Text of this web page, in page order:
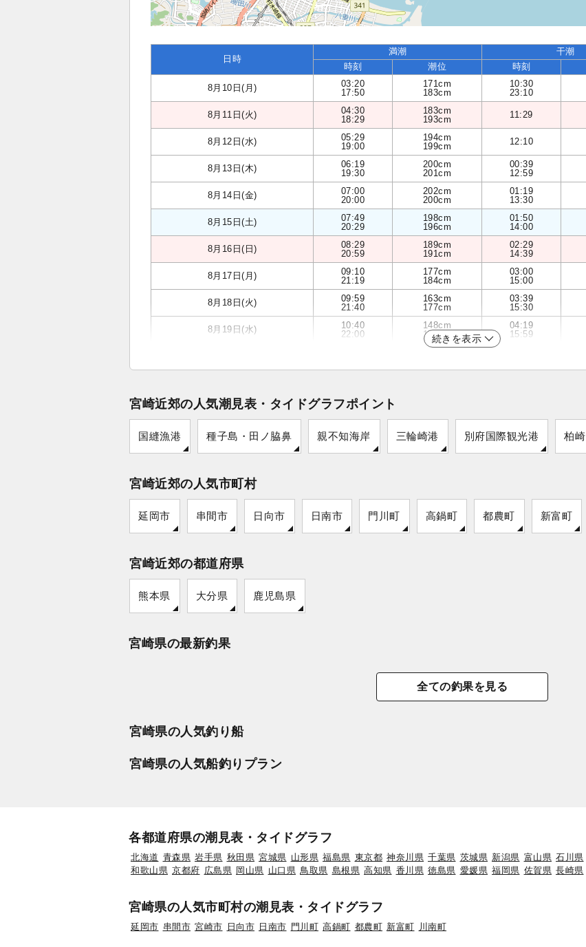
日時
満潮 干潮
時刻 潮位 時刻
8月10日(月)
03:20
17:50
171cm
183cm
10:30
23:10
8月11日(火)
04:30
18:29
183cm
193cm
11:29
8月12日(水)
05:29
19:00
194cm
199cm
12:10
8月13日(木)
06:19
19:30
200cm
201cm
00:39
12:59
8月14日(金)
07:00
20:00
202cm
200cm
01:19
13:30
8月15日(土)
07:49
20:29
198cm
196cm
01:50
14:00
8月16日(日)
08:29
20:59
189cm
191cm
02:29
14:39
8月17日(月)
09:10
21:19
177cm
184cm
03:00
15:00
8月18日(火)
09:59
21:40
163cm
177cm
03:39
15:30
8月19日(水)
10:40
22:00
148cm
170cm
04:19
15:59
続きを表示
宮崎近郊の人気潮見表・タイドグラフポイント
国縫漁港 種子島・田ノ脇鼻 親不知海岸 三輪崎港 別府国際観光港 柏崎
宮崎近郊の人気市町村
延岡市 串間市 日向市 日南市 門川町 高鍋町 都農町 新富町
宮崎近郊の都道府県
熊本県 大分県 鹿児島県
宮崎県の最新釣果
全ての釣果を見る
宮崎県の人気釣り船
宮崎県の人気船釣りプラン
各都道府県の潮見表・タイドグラフ
北海道 青森県 岩手県 秋田県 宮城県 山形県 福島県 東京都 神奈川県 千葉県 茨城県 新潟県 富山県 石川県
和歌山県 京都府 広島県 岡山県 山口県 鳥取県 島根県 高知県 香川県 徳島県 愛媛県 福岡県 佐賀県 長崎県
宮崎県の人気市町村の潮見表・タイドグラフ
延岡市 串間市 宮崎市 日向市 日南市 門川町 高鍋町 都農町 新富町 川南町